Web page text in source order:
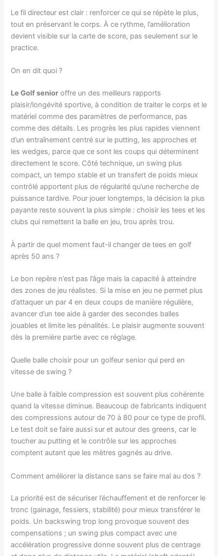
Le fil directeur est clair : renforcer ce qui se répète le plus,
tout en préservant le corps. À ce rythme, l’amélioration
devient visible sur la carte de score, pas seulement sur le
practice.
On en dit quoi ?
Le Golf senior offre un des meilleurs rapports
plaisir/longévité sportive, à condition de traiter le corps et le
matériel comme des paramètres de performance, pas
comme des détails. Les progrès les plus rapides viennent
d’un entraînement centré sur le putting, les approches et
les wedges, parce que ce sont les coups qui déterminent
directement le score. Côté technique, un swing plus
compact, un tempo stable et un transfert de poids mieux
contrôlé apportent plus de régularité qu’une recherche de
puissance tardive. Pour jouer longtemps, la décision la plus
payante reste souvent la plus simple : choisir les tees et les
clubs qui remettent la balle en jeu, trou après trou.
À partir de quel moment faut-il changer de tees en golf
après 50 ans ?
Le bon repère n’est pas l’âge mais la capacité à atteindre
des zones de jeu réalistes. Si la mise en jeu ne permet plus
d’attaquer un par 4 en deux coups de manière régulière,
avancer d’un tee aide à garder des secondes balles
jouables et limite les pénalités. Le plaisir augmente souvent
dès la première partie avec ce réglage.
Quelle balle choisir pour un golfeur senior qui perd en
vitesse de swing ?
Une balle à faible compression est souvent plus cohérente
quand la vitesse diminue. Beaucoup de fabricants indiquent
des compressions autour de 70 à 80 pour ce type de profil.
Le test doit se faire aussi sur et autour des greens, car le
toucher au putting et le contrôle sur les approches
comptent autant que les mètres gagnés au drive.
Comment améliorer la distance sans se faire mal au dos ?
La priorité est de sécuriser l’échauffement et de renforcer le
tronc (gainage, fessiers, stabilité) pour mieux transférer le
poids. Un backswing trop long provoque souvent des
compensations ; un swing plus compact avec une
accélération progressive donne souvent plus de centrage